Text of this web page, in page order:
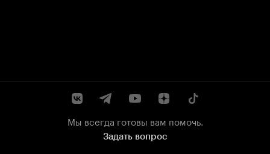
Мы всегда готовы вам помочь.
Задать вопрос